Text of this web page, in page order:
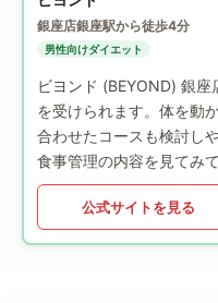
銀座店銀座駅から徒歩4分
男性向けダイエット
ビヨンド (BEYOND) 銀
を受けられます。体を動
合わせたコースも検討し
食事管理の内容を見てみ
公式サイトを見る